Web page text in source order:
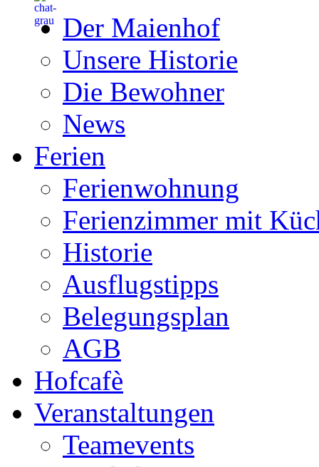
Der Maienhof
Unsere Historie
Die Bewohner
News
Ferien
Ferienwohnung
Ferienzimmer mit
Historie
Ausflugstipps
Belegungsplan
AGB
Hofcafè
Veranstaltungen
Teamevents